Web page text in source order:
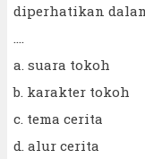
diperhatikan
a. suara tokoh
b. karakter tokoh
c. tema cerita
d. alur cerita